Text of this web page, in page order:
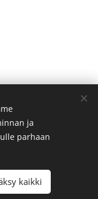
Aloita
ja
parhaan
kaikki